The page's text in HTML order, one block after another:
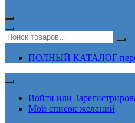
ПОЛНЫЙ КАТАЛОГ
Войти или
Мой список желаний